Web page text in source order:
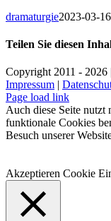
dramaturgie2023-03-
Teilen Sie diesen
Facebook
X
LinkedIn
E-
Mail
Copyright 2011 - 2026
Impressum |
Facebook
Instagram
WhatsApp
YouTube
E-
Mail
Telefon
Page load link
Auch diese Seite nutzt
funktionale Cookies
Besuch unserer
Akzeptieren Cookie